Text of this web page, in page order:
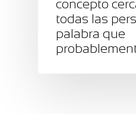
concepto
todas las
palabra que